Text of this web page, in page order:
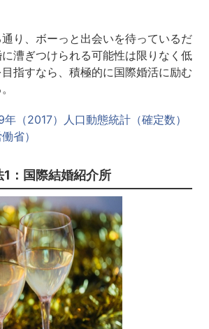
り、ボーっと出会いを待っているだ
漕ぎつけられる可能性は限りなく低
指すなら、積極的に国際婚活に励む
年（2017）人口動態統計（確定数）
省）
1：国際結婚紹介所